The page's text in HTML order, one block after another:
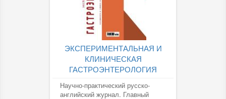
ЭКСПЕРИМЕНТАЛЬНАЯ И
КЛИНИЧЕСКАЯ
ГАСТРОЭНТЕРОЛОГИЯ
Научно-практический русско-
английский журнал. Главный